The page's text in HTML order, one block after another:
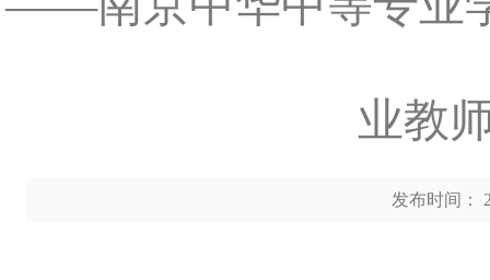
业教
发布时间：